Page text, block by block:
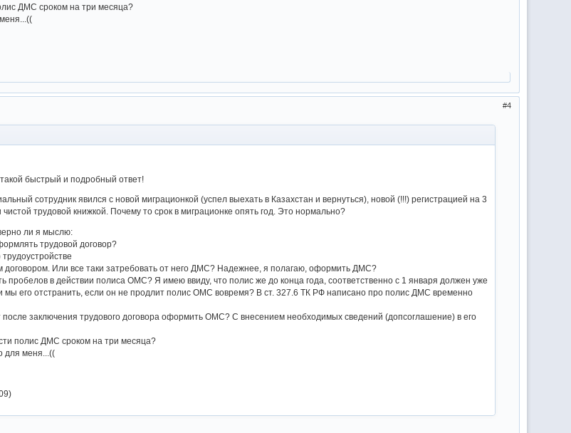
ДМС сроком на три месяца?
4
быстрый и подробный ответ!
сотрудник явился с новой миграционкой (успел выехать в Казахстан и вернуться), новой (!!!) регистрацией на 3
трудовой книжкой. Почему то срок в миграционке опять год. Это нормально?
ли я мыслю:
трудовой договор?
договором. Или все таки затребовать от него ДМС? Надежнее, я полагаю, оформить ДМС?
пробелов в действии полиса ОМС? Я имею ввиду, что полис же до конца года, соответственно с 1 января должен уже
мы его отстранить, если он не продлит полис ОМС вовремя? В ст. 327.6 ТК РФ написано про полис ДМС временно
заключения трудового договора оформить ОМС? С внесением необходимых сведений (допсоглашение) в его
полис ДМС сроком на три месяца?
для меня...((